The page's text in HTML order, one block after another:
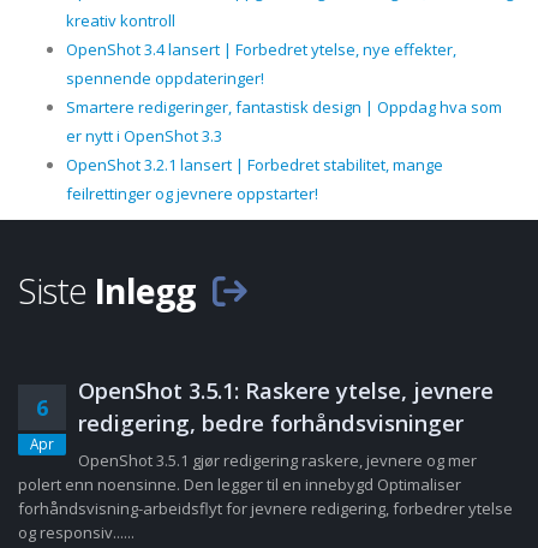
kreativ kontroll
OpenShot 3.4 lansert | Forbedret ytelse, nye effekter,
spennende oppdateringer!
Smartere redigeringer, fantastisk design | Oppdag hva som
er nytt i OpenShot 3.3
OpenShot 3.2.1 lansert | Forbedret stabilitet, mange
feilrettinger og jevnere oppstarter!
Siste Inlegg
6
Apr
OpenShot 3.5.1: Raskere ytelse, jevnere
redigering, bedre forhåndsvisninger
OpenShot 3.5.1 gjør redigering raskere, jevnere og mer
polert enn noensinne. Den legger til en innebygd Optimaliser
forhåndsvisning-arbeidsflyt for jevnere redigering, forbedrer ytelse
og responsiv......